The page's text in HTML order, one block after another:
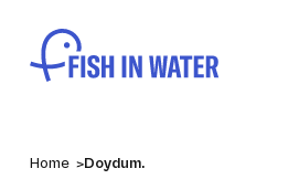
Home Doydum.